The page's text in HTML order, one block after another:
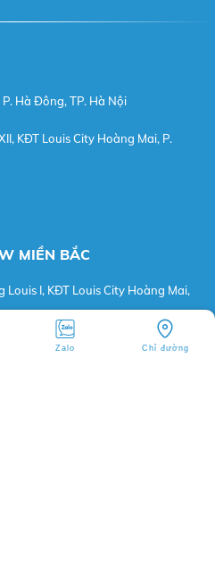
P. Hà Đông, TP. Hà Nội
KĐT Louis City Hoàng Mai, P.
MIỀN BẮC
Louis I, KĐT Louis City Hoàng Mai,
HelpDesk BKE)
Zalo Chỉ đường